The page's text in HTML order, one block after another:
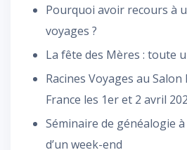
Pourquoi avoir recours à
voyages ?
La fête des Mères : toute
Racines Voyages au
France les 1er et 2 avril
Séminaire de généalogie
d’un week-end